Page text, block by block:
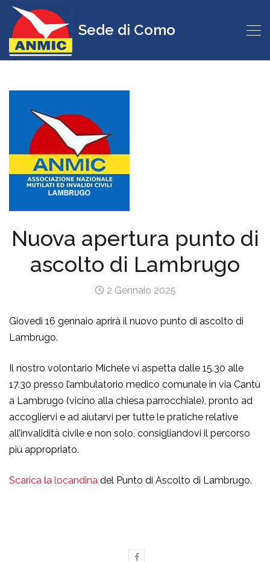
Sede di Como
Nuova apertura punto di
ascolto di Lambrugo
2 Gennaio 2025
Giovedì 16 gennaio aprirà il nuovo punto di ascolto di
Lambrugo.
Il nostro volontario Michele vi aspetta dalle 15.30 alle
17.30 presso l’ambulatorio medico comunale in via Cantù
a Lambrugo (vicino alla chiesa parrocchiale), pronto ad
accogliervi e ad aiutarvi per tutte le pratiche relative
all’invalidità civile e non solo, consigliandovi il percorso
più appropriato.
Scarica la locandina del Punto di Ascolto di Lambrugo.